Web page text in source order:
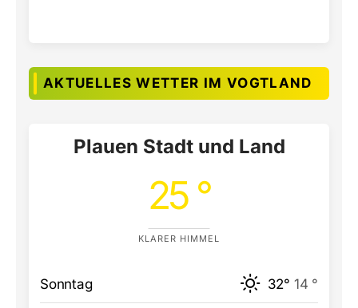
AKTUELLES WETTER IM VOGTLAND
Plauen Stadt und Land
25 °
KLARER HIMMEL
Sonntag 32° 14 °